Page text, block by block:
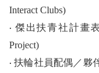
四、各社活動輯要
吾愛吾社
編輯後記
Interact Clubs)
‧ 傑出扶青社計畫表
Project)
‧ 扶輪社員配偶／夥